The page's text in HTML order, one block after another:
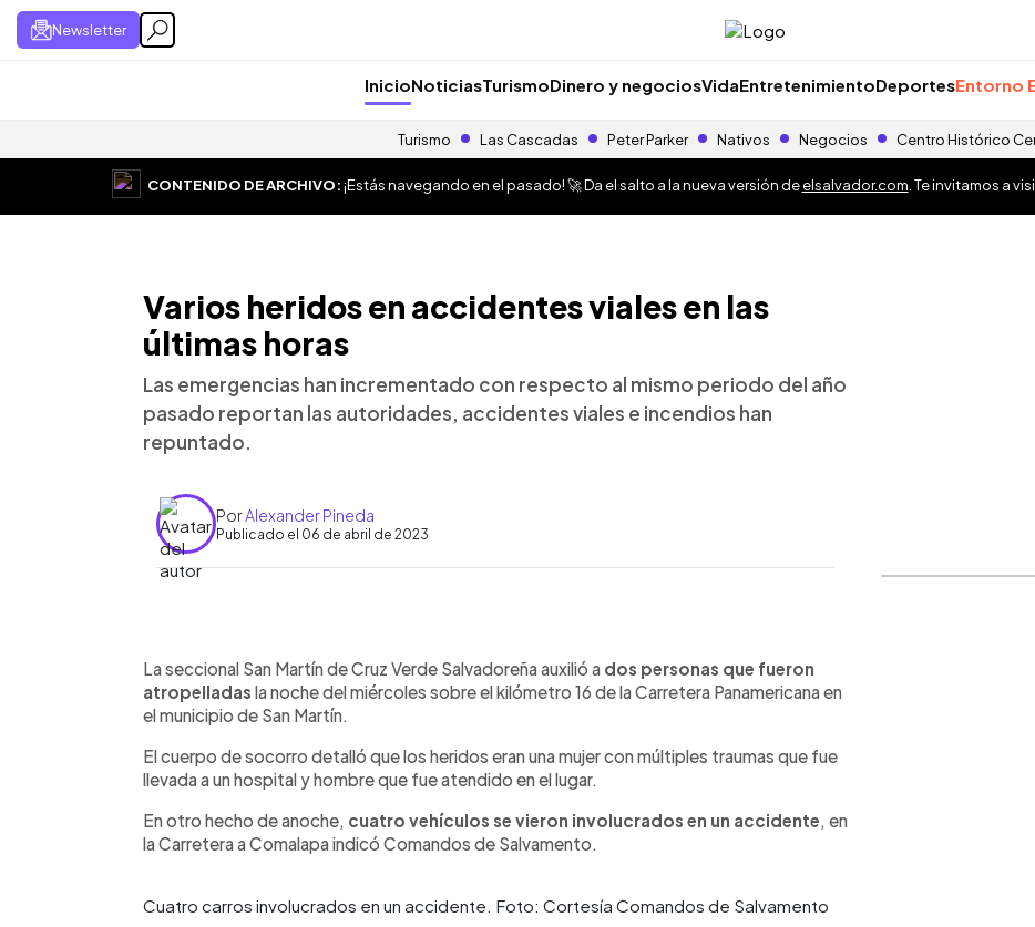
Newsletter
InicioNoticiasTurismoDinero y negociosVidaEntretenimientoDeportesEntorno
Turismo Las Cascadas Peter Parker Nativos Negocios Centro Histórico
CONTENIDO DE ARCHIVO:¡Estás navegando en el pasado! 🚀 Da el salto a la nueva versión deelsalvador.com . Te invitamos a
Varios heridos en accidentes viales en las
últimas horas
Las emergencias han incrementado con respecto al mismo periodo del año
pasado reportan las autoridades, accidentes viales e incendios han
repuntado.
PorAlexander Pineda
Publicado el 06 de abril de 2023
Escuchar artículo
La seccional San Martín de Cruz Verde Salvadoreña auxilió a dos personas que fueron
atropelladas la noche del miércoles sobre el kilómetro 16 de la Carretera Panamericana en
el municipio de San Martín.
El cuerpo de socorro detalló que los heridos eran una mujer con múltiples traumas que fue
llevada a un hospital y hombre que fue atendido en el lugar.
En otro hecho de anoche, cuatro vehículos se vieron involucrados en un accidente, en
la Carretera a Comalapa indicó Comandos de Salvamento.
Cuatro carros involucrados en un accidente. Foto: Cortesía Comandos de Salvamento